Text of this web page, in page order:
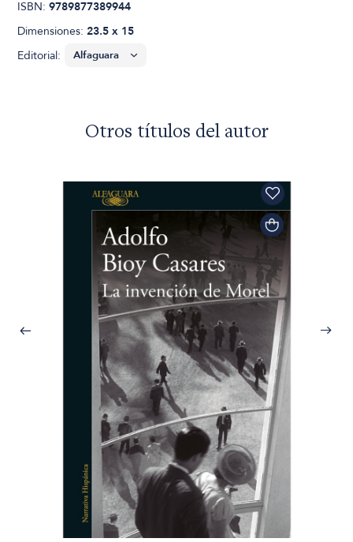
ISBN:9789877389944
Dimensiones:23.5 x 15
Editorial:
Otros títulos del autor